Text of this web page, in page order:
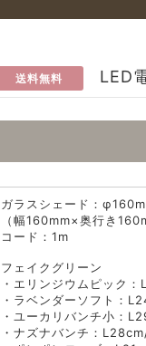
送料無料 LED
ガラスシェード：
（幅160mm×奥行き
コード：1m
フェイクグリーン
・エリンジウムピック
・ラベンダーソフト：
・ユーカリバンチ小：
・ナズナバンチ：